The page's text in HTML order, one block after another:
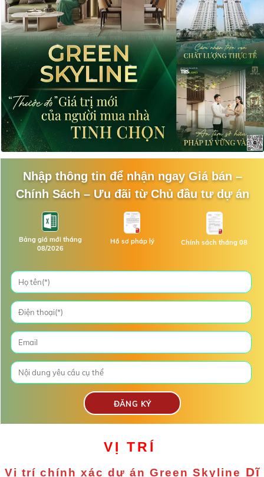
Nhập thông tin để nhận ngay Giá bán –
Chính Sách – Ưu đãi từ Chủ đầu tư dự án
Bảng giá mới tháng
08/2026
Hồ sơ pháp lý Chính sách tháng 08
VỊ TRÍ
Vị trí chính xác dự án Green Skyline Dĩ